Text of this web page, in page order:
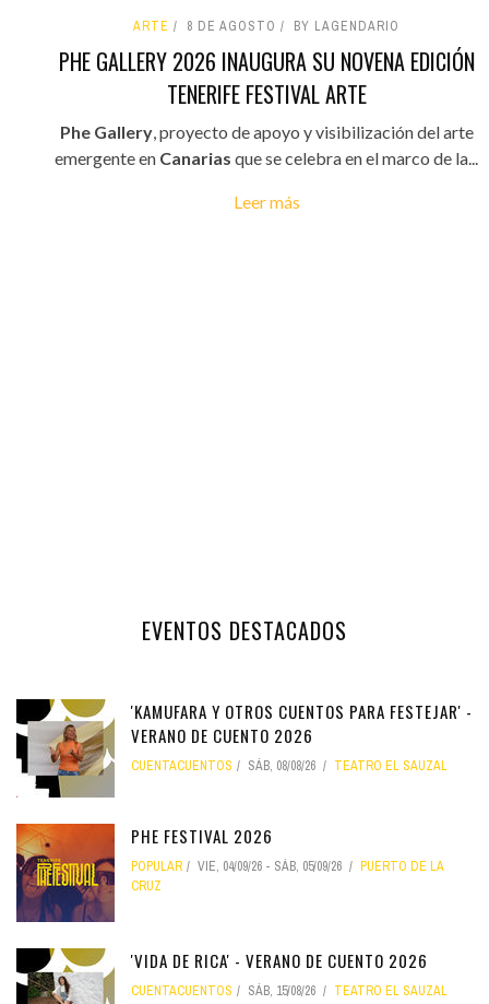
ARTE 8 DE AGOSTO BY LAGENDARIO
PHE GALLERY 2026 INAUGURA SU NOVENA EDICIÓN
TENERIFE FESTIVAL ARTE
Phe Gallery, proyecto de apoyo y visibilización del arte
emergente en Canarias que se celebra en el marco de la...
Leer más
EVENTOS DESTACADOS
'KAMUFARA Y OTROS CUENTOS PARA FESTEJAR' -
VERANO DE CUENTO 2026
CUENTACUENTOS SÁB, 08/08/26 TEATRO EL SAUZAL
PHE FESTIVAL 2026
POPULAR VIE, 04/09/26 - SÁB, 05/09/26
PUERTO DE LA
CRUZ
'VIDA DE RICA' - VERANO DE CUENTO 2026
CUENTACUENTOS SÁB, 15/08/26 TEATRO EL SAUZAL